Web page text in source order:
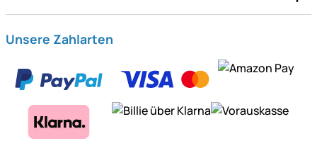
Unsere Zahlarten